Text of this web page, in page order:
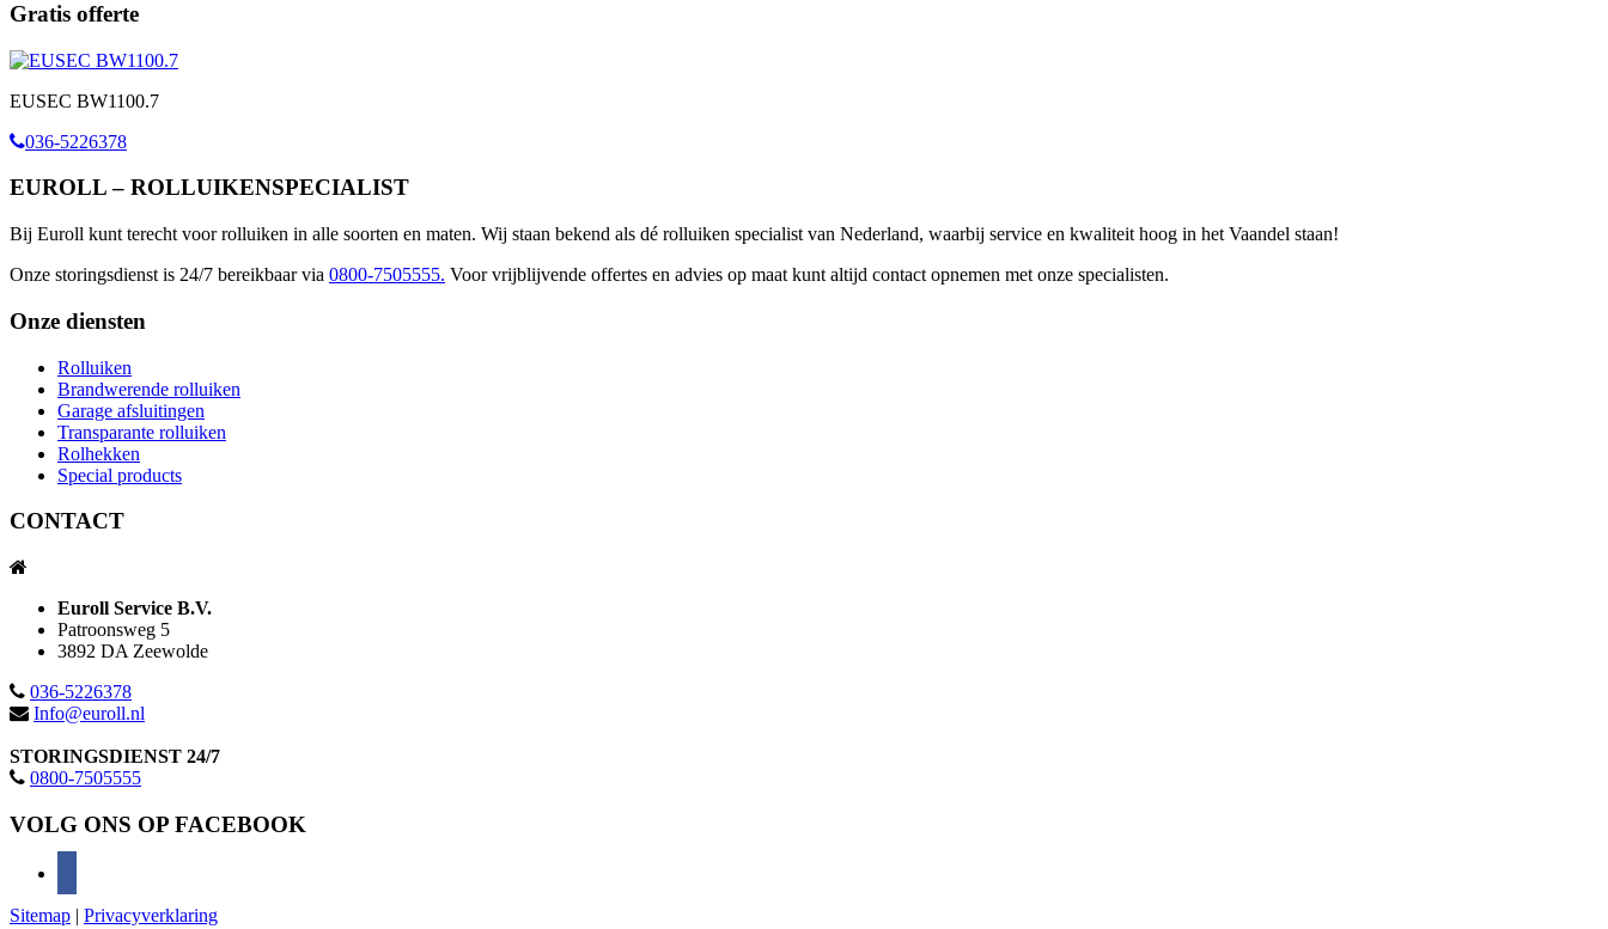
Gratis offerte
EUSEC BW1100.7
036-5226378
EUROLL – ROLLUIKENSPECIALIST
Bij Euroll kunt terecht voor rolluiken in alle soorten en maten. Wij staan bekend als dé rolluiken specialist van Nederland, waarbij service en kwaliteit hoog in het Vaandel staan!
Onze storingsdienst is 24/7 bereikbaar via 0800-7505555. Voor vrijblijvende offertes en advies op maat kunt altijd contact opnemen met onze specialisten.
Onze diensten
Rolluiken
Brandwerende rolluiken
Garage afsluitingen
Transparante rolluiken
Rolhekken
Special products
CONTACT
Euroll Service B.V.
Patroonsweg 5
3892 DA Zeewolde
036-5226378
Info@euroll.nl
STORINGSDIENST 24/7
0800-7505555
VOLG ONS OP FACEBOOK
Sitemap | Privacyverklaring